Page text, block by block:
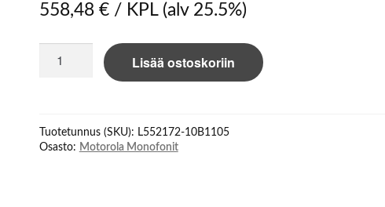
558,48 €/ KPL (alv 25.5%)
&
ION
Lisää ostoskoriin
Tuotetunnus (SKU): L552172-10B1105
Osasto: Motorola Monofonit